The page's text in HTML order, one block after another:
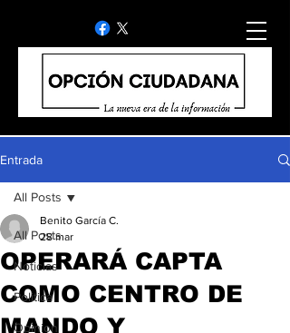
Entrada
All Posts
Noticias
Politica
Opinion
All Posts
OPERARÁ CAPTA
COMO CENTRO DE
MANDO Y
Benito García C.
28 mar